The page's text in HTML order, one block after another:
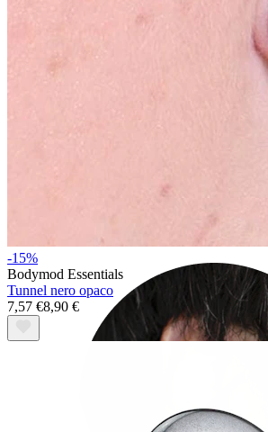
Rook
-15%
Bodymod Essentials
Tunnel nero opaco
7,57 €8,90 €